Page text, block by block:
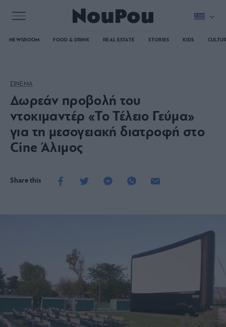
NEWSROOM FOOD & DRINK REAL ESTATE STORIES KIDS
ΣΙΝΕΜΑ
Δωρεάν προβολή του
ντοκιμαντέρ «Το Τέλειο Γεύμα»
για τη μεσογειακή διατροφή στο
Cine Άλιμος
Share this